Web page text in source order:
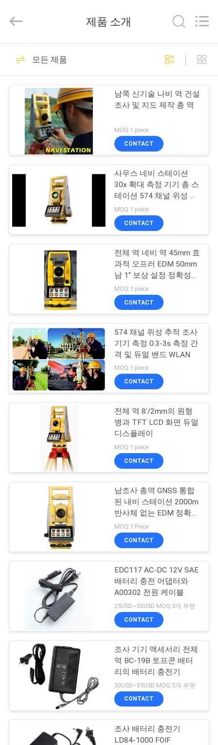
제
리
에
여
여
행
품
질
관
락
을
요
요
2021
Leo
Instrument
Co.,Ltd.
Rights
반사기 프리즘을 조
사하기
23
조사 작은 프리즘
33
360 급 프리즘
13
총 역 프리즘
프리즘 막대기 두 다
리 발판
11
탄소섬유 망원 극
11
육안으로 보이지 않
는 수준표척
53
제품 소개
모든 제품
남쪽 신기술 나비 역 건설
조사 및 지도 제작 총 역
MOQ:1 piece
CONTACT
사우스 네비 스테이션
30x 확대 측정 기기 총 스
테이션 574 채널 위성 추
적 및 MT6753 프로세서
MOQ:1 piece
CONTACT
전체 역 네비 역 45mm 효
과적 오프러 EDM 50mm
남 1'' 보상 설정 정확성
표준
MOQ:1 piece
CONTACT
574 채널 위성 추적 조사
기기 측정 0.3-3s 측정 간
격 및 듀얼 밴드 WLAN
MOQ:1 piece
CONTACT
전체 역 8'/2mm의 원형
병과 TFT LCD 화면 듀얼
디스플레이
MOQ:1 piece
CONTACT
남조사 총역 GNSS 통합
된 내비 스테이션 2000m
반사체 없는 EDM 정확성
2~5.0인치 터치 스크린
MOQ:1 Piece
CONTACT
EDC117 AC-DC 12V SAE
배터리 충전 어댑터와
A00302 전원 케이블
25USD~30USD MOQ:5개 부분
CONTACT
조사 기기 액세서리 전체
역 BC-19B 토프콘 배터
리의 배터리 충전기
30USD~35USD MOQ:5개 부분
CONTACT
조사 배터리 충전기
LD84-1000 FOIF